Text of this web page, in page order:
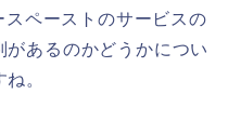
ペーストのサービスの
があるのかどうかについ
。